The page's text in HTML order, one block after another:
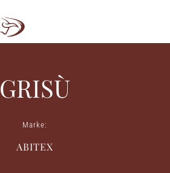
GRISÙ
Marke:
ABITEX